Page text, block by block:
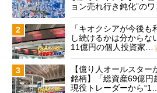
ョン売れ行き鈍化”のワ
2
「キオクシアが今後も
し続けるかは分からな
11億円の個人投資家…
3
【億り人オールスター
銘柄】「総資産69億円
現役トレーダーから“1…